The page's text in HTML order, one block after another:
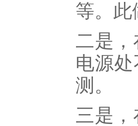
等。此
二是
电源
测。
三是